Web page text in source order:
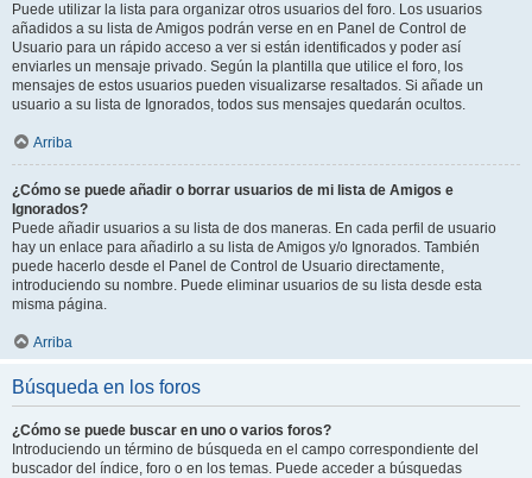
Puede utilizar la lista para organizar otros usuarios del foro. Los usuarios
añadidos a su lista de Amigos podrán verse en en Panel de Control de
Usuario para un rápido acceso a ver si están identificados y poder así
enviarles un mensaje privado. Según la plantilla que utilice el foro, los
mensajes de estos usuarios pueden visualizarse resaltados. Si añade un
usuario a su lista de Ignorados, todos sus mensajes quedarán ocultos.
Arriba
¿Cómo se puede añadir o borrar usuarios de mi lista de Amigos e
Ignorados?
Puede añadir usuarios a su lista de dos maneras. En cada perfil de usuario
hay un enlace para añadirlo a su lista de Amigos y/o Ignorados. También
puede hacerlo desde el Panel de Control de Usuario directamente,
introduciendo su nombre. Puede eliminar usuarios de su lista desde esta
misma página.
Arriba
Búsqueda en los foros
¿Cómo se puede buscar en uno o varios foros?
Introduciendo un término de búsqueda en el campo correspondiente del
buscador del índice, foro o en los temas. Puede acceder a búsquedas